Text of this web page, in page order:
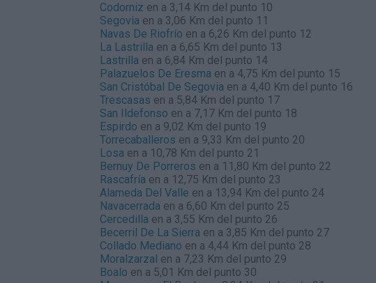
Codorniz en a 3,14 Km del punto 10
Segovia en a 3,06 Km del punto 11
Navas De Riofrío en a 6,26 Km del punto 12
La Lastrilla en a 6,65 Km del punto 13
Lastrilla en a 6,84 Km del punto 14
Palazuelos De Eresma en a 4,75 Km del punto 15
San Cristóbal De Segovia en a 4,40 Km del punto 16
Trescasas en a 5,84 Km del punto 17
San Ildefonso en a 7,17 Km del punto 18
Espirdo en a 9,02 Km del punto 19
Torrecaballeros en a 9,33 Km del punto 20
Losa en a 10,78 Km del punto 21
Bernuy De Porreros en a 11,80 Km del punto 22
Rascafría en a 12,75 Km del punto 23
Alameda Del Valle en a 13,94 Km del punto 24
Navacerrada en a 6,60 Km del punto 25
Cercedilla en a 3,55 Km del punto 26
Becerril De La Sierra en a 3,85 Km del punto 27
Collado Mediano en a 4,44 Km del punto 28
Moralzarzal en a 7,23 Km del punto 29
Boalo en a 5,01 Km del punto 30